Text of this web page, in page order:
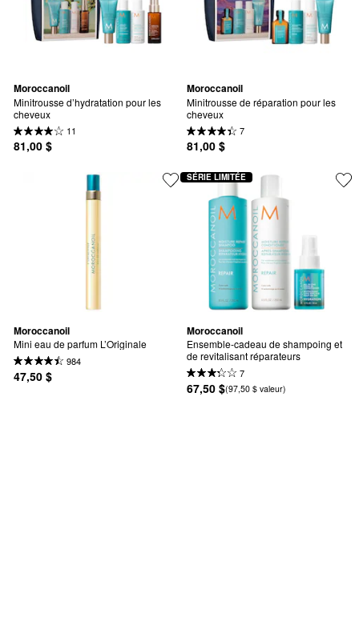
Moroccanoil
Minitrousse d’hydratation pour les
cheveux
11
81,00 $
Moroccanoil
Minitrousse de réparation pour les
cheveux
7
81,00 $
Moroccanoil
Mini eau de parfum L’Originale
984
47,50 $
Moroccanoil
Ensemble-cadeau de shampoing et
de revitalisant réparateurs
7
67,50 $(97,50 $ valeur)
SÉRIE LIMITÉE